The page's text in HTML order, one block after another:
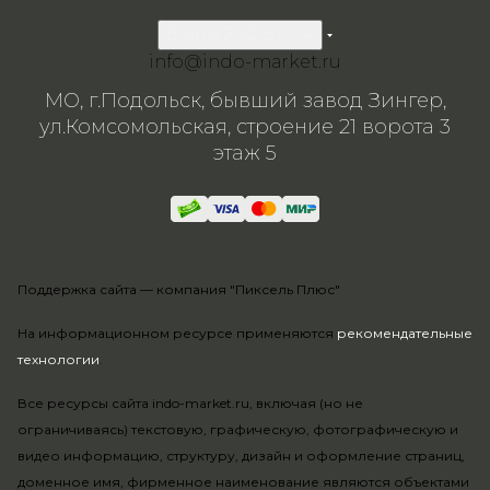
На информационном ресурсе применяются рекомендательные
технологии.
Все ресурсы сайта indo-market.ru, включая (но не
ограничиваясь) текстовую, графическую, фотографическую и
видео информацию, структуру, дизайн и оформление страниц,
доменное имя, фирменное наименование являются объектами
info@indo-market.ru
МО, г.Подольск, бывший завод Зингер,
ул.Комсомольская, строение 21 ворота 3
этаж 5
Поддержка сайта — компания "Пиксель Плюс"